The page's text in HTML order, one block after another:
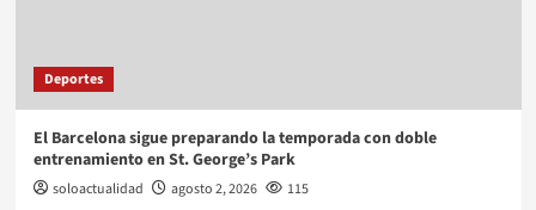
Deportes
El Barcelona sigue preparando la temporada con doble
entrenamiento en St. George’s Park
soloactualidad agosto 2, 2026 115